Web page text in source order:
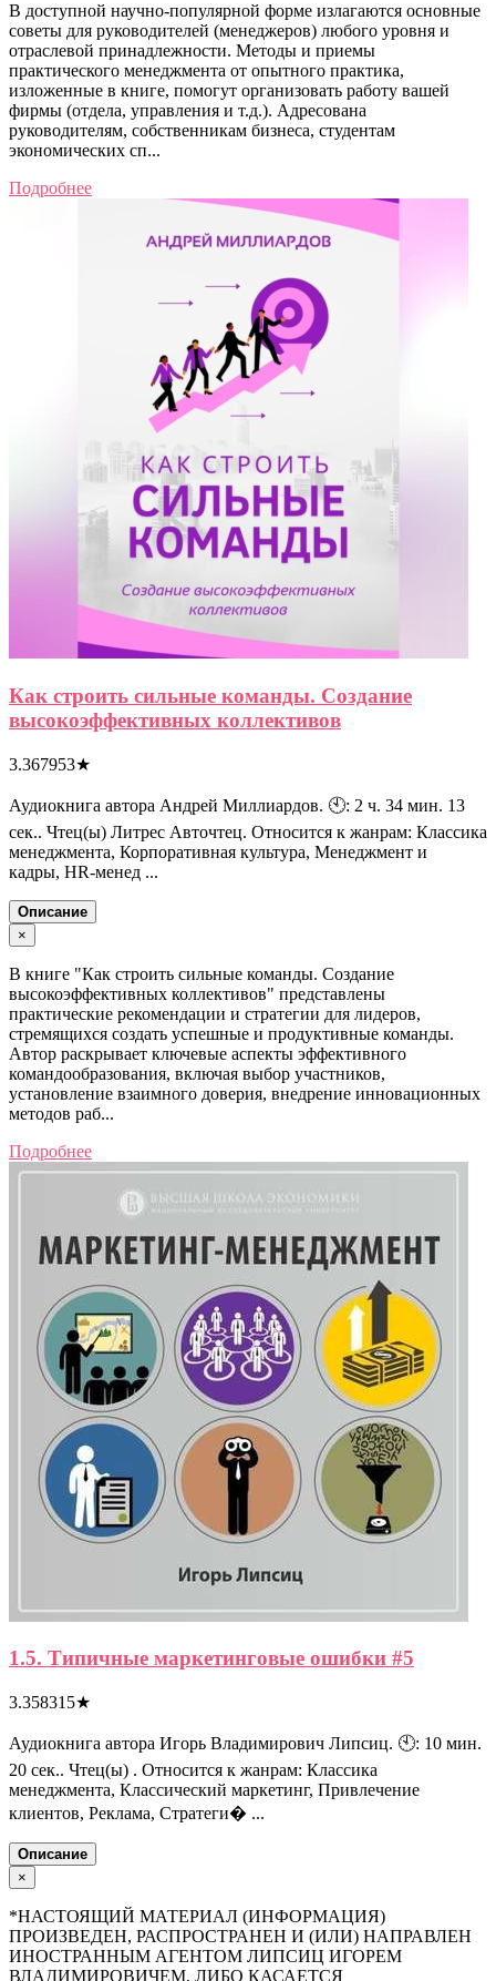
В доступной научно-популярной форме излагаются основные
советы для руководителей (менеджеров) любого уровня и
отраслевой принадлежности. Методы и приемы
практического менеджмента от опытного практика,
изложенные в книге, помогут организовать работу вашей
фирмы (отдела, управления и т.д.). Адресована
руководителям, собственникам бизнеса, студентам
экономических сп...
Подробнее
Как строить сильные команды. Создание
высокоэффективных коллективов
3.367953★
Аудиокнига автора Андрей Миллиардов. 🕙: 2 ч. 34 мин. 13
сек.. Чтец(ы) Литрес Авточтец. Относится к жанрам: Классика
менеджмента, Корпоративная культура, Менеджмент и
кадры, HR-менед ...
Описание
×
В книге "Как строить сильные команды. Создание
высокоэффективных коллективов" представлены
практические рекомендации и стратегии для лидеров,
стремящихся создать успешные и продуктивные команды.
Автор раскрывает ключевые аспекты эффективного
командообразования, включая выбор участников,
установление взаимного доверия, внедрение инновационных
методов раб...
Подробнее
1.5. Типичные маркетинговые ошибки #5
3.358315★
Аудиокнига автора Игорь Владимирович Липсиц. 🕙: 10 мин.
20 сек.. Чтец(ы) . Относится к жанрам: Классика
менеджмента, Классический маркетинг, Привлечение
клиентов, Реклама, Стратеги� ...
Описание
×
*НАСТОЯЩИЙ МАТЕРИАЛ (ИНФОРМАЦИЯ)
ПРОИЗВЕДЕН, РАСПРОСТРАНЕН И (ИЛИ) НАПРАВЛЕН
ИНОСТРАННЫМ АГЕНТОМ ЛИПСИЦ ИГОРЕМ
ВЛАДИМИРОВИЧЕМ, ЛИБО КАСАЕТСЯ